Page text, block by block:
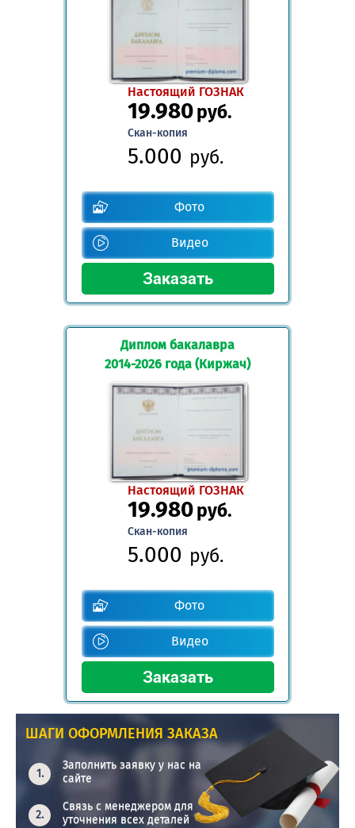
Настоящий ГОЗНАК
19.980руб.
Скан-копия
5.000 руб.
Фото
Видео
Диплом бакалавра
2014-2026 года (Киржач)
Настоящий ГОЗНАК
19.980руб.
Скан-копия
5.000 руб.
Фото
Видео
ШАГИ ОФОРМЛЕНИЯ ЗАКАЗА
Заполнить заявку у нас на
сайте
Связь с менеджером для
уточнения всех деталей